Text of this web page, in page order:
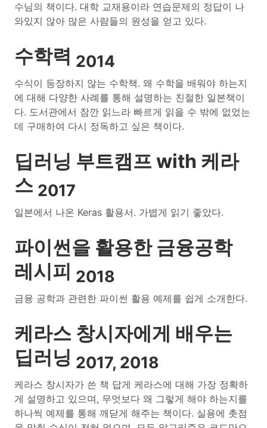
수님의 책이다. 대학 교재용이라 연습문제의 정답이 나
와있지 않아 많은 사람들의 원성을 얻고 있다.
수학력 2014
수식이 등장하지 않는 수학책. 왜 수학을 배워야 하는지
에 대해 다양한 사례를 통해 설명하는 친절한 일본책이
다. 도서관에서 잠깐 읽느라 빠르게 읽을 수 밖에 없었는
데 구매하여 다시 정독하고 싶은 책이다.
딥러닝 부트캠프 with 케라
스 2017
일본에서 나온 Keras 활용서. 가볍게 읽기 좋았다.
파이썬을 활용한 금융공학
레시피 2018
금융 공학과 관련한 파이썬 활용 예제를 쉽게 소개한다.
케라스 창시자에게 배우는
딥러닝 2017, 2018
케라스 창시자가 쓴 책 답게 케라스에 대해 가장 정확하
게 설명하고 있으며, 무엇보다 왜 그렇게 해야 하는지를
하나씩 예제를 통해 깨닫게 해주는 책이다. 실용에 촛점